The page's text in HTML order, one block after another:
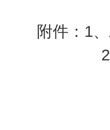
附件：1、
2
3